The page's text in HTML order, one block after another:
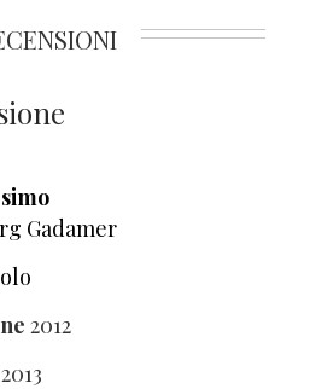
Gadamer
2012
2013